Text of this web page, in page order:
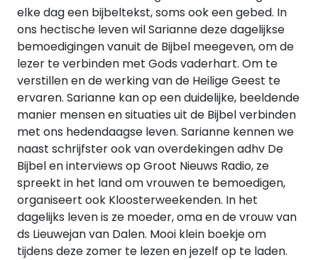
elke dag een bijbeltekst, soms ook een gebed. In
ons hectische leven wil Sarianne deze dagelijkse
bemoedigingen vanuit de Bijbel meegeven, om de
lezer te verbinden met Gods vaderhart. Om te
verstillen en de werking van de Heilige Geest te
ervaren. Sarianne kan op een duidelijke, beeldende
manier mensen en situaties uit de Bijbel verbinden
met ons hedendaagse leven. Sarianne kennen we
naast schrijfster ook van overdekingen adhv De
Bijbel en interviews op Groot Nieuws Radio, ze
spreekt in het land om vrouwen te bemoedigen,
organiseert ook Kloosterweekenden. In het
dagelijks leven is ze moeder, oma en de vrouw van
ds Lieuwejan van Dalen. Mooi klein boekje om
tijdens deze zomer te lezen en jezelf op te laden.